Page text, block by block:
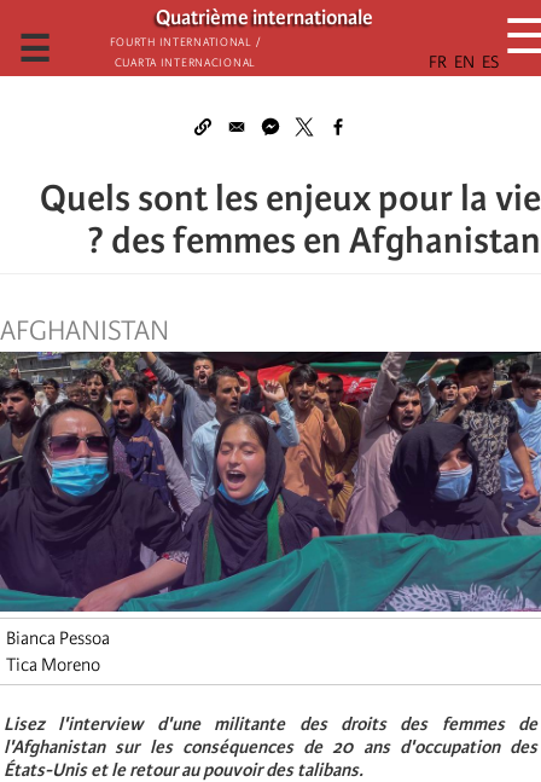
تجاوز
إلى
المحتوى
Quatrième internationale
Fourth International /
Cuarta Internacional
☰
Quels sont les enjeux pour la vie
des femmes en Afghanistan ?
AFGHANISTAN
Bianca Pessoa
Tica Moreno
Lisez l'interview d'une militante des droits des femmes de
l'Afghanistan sur les conséquences de 20 ans d'occupation des
États-Unis et le retour au pouvoir des talibans.